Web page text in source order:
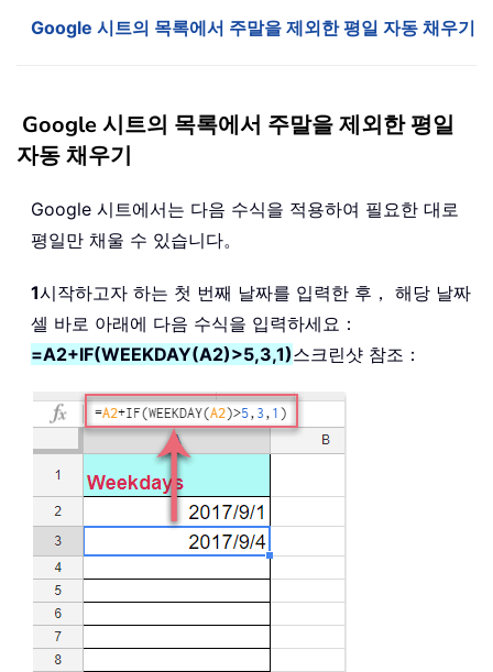
Google 시트의 목록에서 주말을 제외한 평일 자동 채우기
Google 시트의 목록에서 주말을 제외한 평일
자동 채우기
Google 시트에서는 다음 수식을 적용하여 필요한 대로
평일만 채울 수 있습니다。
1시작하고자 하는 첫 번째 날짜를 입력한 후， 해당 날짜
셀 바로 아래에 다음 수식을 입력하세요：
=A2+IF(WEEKDAY(A2)>5,3,1)스크린샷 참조：